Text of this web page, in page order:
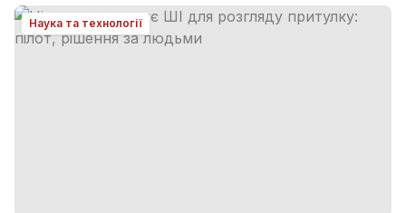
Наука та технології